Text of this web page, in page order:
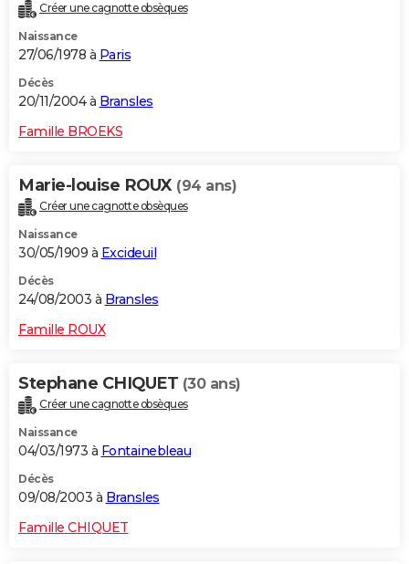
Créer une cagnotte obsèques
Naissance
27/06/1978 à Paris
Décès
20/11/2004 à Bransles
Famille BROEKS
Marie-louise ROUX (94 ans)
Créer une cagnotte obsèques
Naissance
30/05/1909 à Excideuil
Décès
24/08/2003 à Bransles
Famille ROUX
Stephane CHIQUET (30 ans)
Créer une cagnotte obsèques
Naissance
04/03/1973 à Fontainebleau
Décès
09/08/2003 à Bransles
Famille CHIQUET